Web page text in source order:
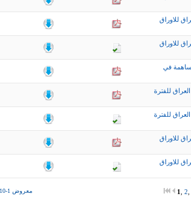
للاوراق
للاوراق
في
للفترة
للفترة
للاوراق
للاوراق
معروض 1-10 من 216 نتيجة 1 2